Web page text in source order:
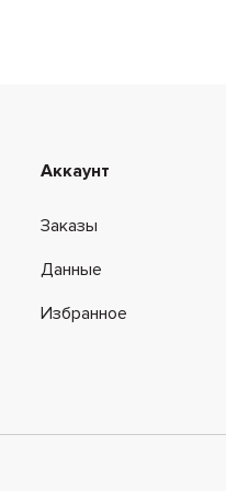
Аккаунт
Заказы
Данные
Избранное